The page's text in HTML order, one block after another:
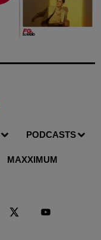
PODCASTS
MAXXIMUM